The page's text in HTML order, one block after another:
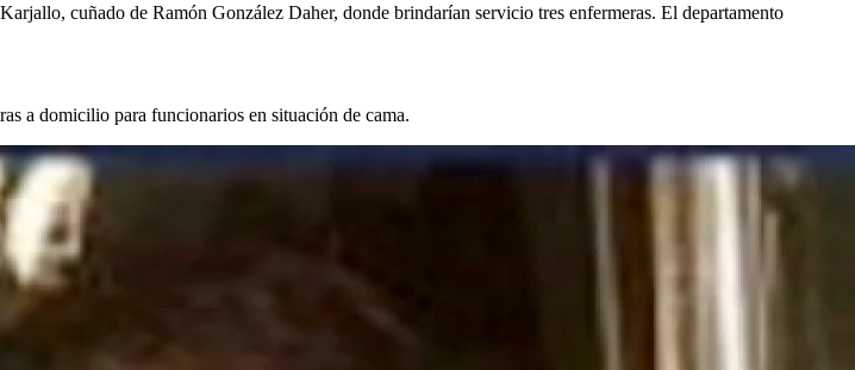
cuñado de Ramón González Daher, donde brindarían servicio tres enfermeras. El departamento
a domicilio para funcionarios en situación de cama.